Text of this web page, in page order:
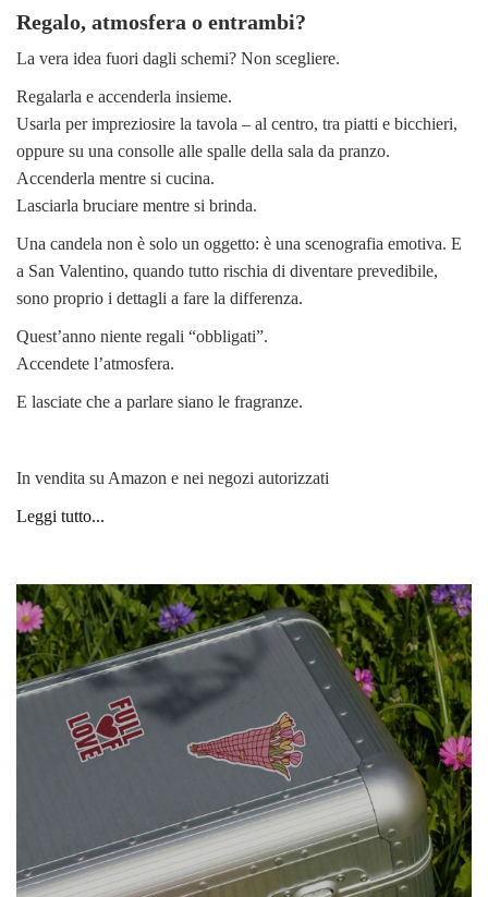
Regalo, atmosfera o entrambi?
La vera idea fuori dagli schemi? Non scegliere.
Regalarla e accenderla insieme.
Usarla per impreziosire la tavola – al centro, tra piatti e bicchieri,
oppure su una consolle alle spalle della sala da pranzo.
Accenderla mentre si cucina.
Lasciarla bruciare mentre si brinda.
Una candela non è solo un oggetto: è una scenografia emotiva. E
a San Valentino, quando tutto rischia di diventare prevedibile,
sono proprio i dettagli a fare la differenza.
Quest’anno niente regali “obbligati”.
Accendete l’atmosfera.
E lasciate che a parlare siano le fragranze.
In vendita su Amazon e nei negozi autorizzati
Leggi tutto...